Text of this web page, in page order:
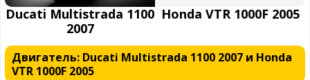
Ducati Multistrada 1100
2007
Honda VTR 1000F 2005
Двигатель: Ducati Multistrada 1100 2007 и Honda
VTR 1000F 2005